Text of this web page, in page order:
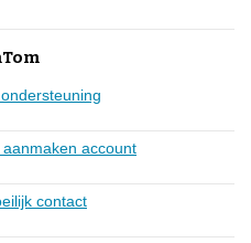
account
contact